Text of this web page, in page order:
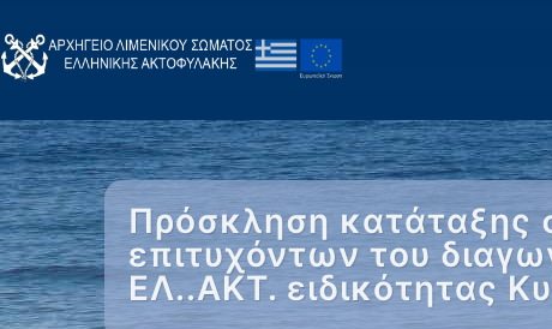
Πρόσκληση κατάταξης
επιτυχόντων του
ΕΛ..ΑΚΤ. ειδικότητας